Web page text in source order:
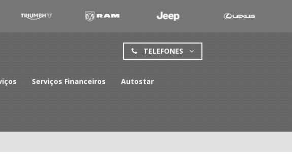
TELEFONES
Serviços Financeiros Autostar